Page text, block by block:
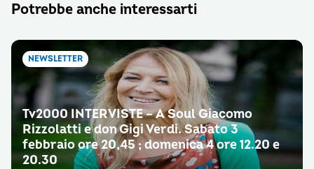
Potrebbe anche interessarti
NEWSLETTER
Tv2000 INTERVISTE – A Soul Giacomo
Rizzolatti e don Gigi Verdi. Sabato 3
febbraio ore 20,45 ; domenica 4 ore 12.20 e
20.30